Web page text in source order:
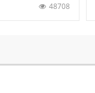
48708